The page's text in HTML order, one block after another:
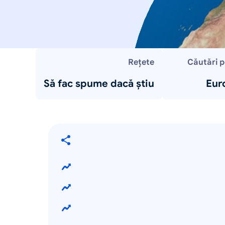
Căutări
Rețete
Să fac spume dacă știu